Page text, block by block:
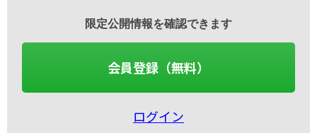
限定公開情報を確認できます
会員登録（無料）
ログイン